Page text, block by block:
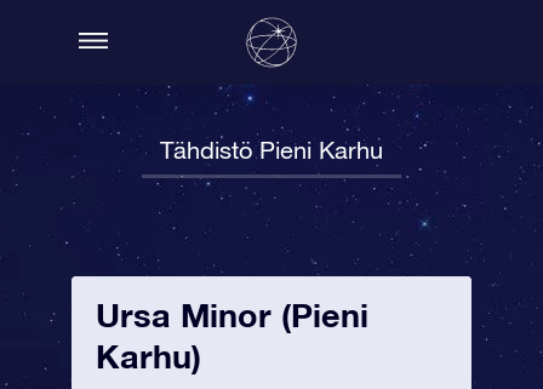
Tähdistö Pieni Karhu
Ursa Minor (Pieni
Karhu)